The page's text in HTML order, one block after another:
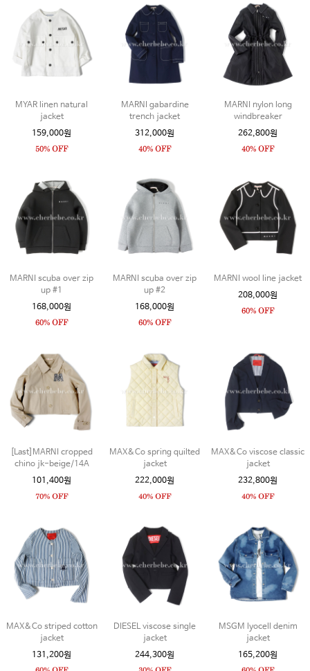
MYAR linen natural
jacket
159,000원
MARNI gabardine
trench jacket
312,000원
MARNI nylon long
windbreaker
262,800원
MARNI scuba over zip
up #1
168,000원
MARNI scuba over zip
up #2
168,000원
MARNI wool line jacket
208,000원
[Last]MARNI cropped
chino jk-beige/14A
101,400원
MAX&Co spring quilted
jacket
222,000원
MAX&Co viscose classic
jacket
232,800원
MAX&Co striped cotton
jacket
131,200원
DIESEL viscose single
jacket
244,300원
MSGM lyocell denim
jacket
165,200원